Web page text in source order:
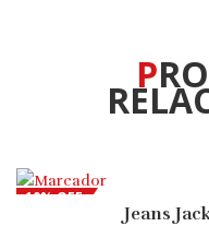
PRODUCTOS
10% OFF
Jeans